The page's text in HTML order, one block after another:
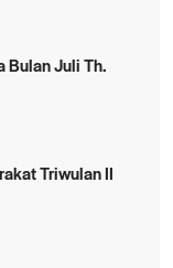
Bulan Juli Th.
Triwulan II